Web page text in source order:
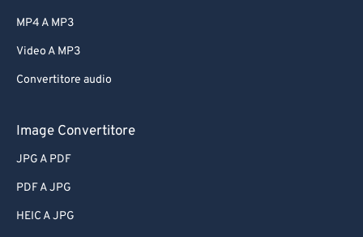
MP4 A MP3
Video A MP3
Convertitore audio
Image Convertitore
JPG A PDF
PDF A JPG
HEIC A JPG